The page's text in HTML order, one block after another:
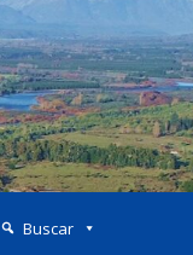
Buscar